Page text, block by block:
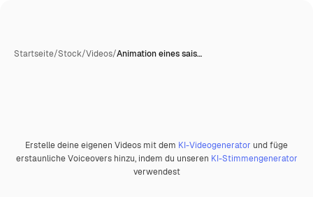
Startseite/Stock/Videos/Animation eines sais…
PremiumKI-generiert
Erstelle deine eigenen Videos mit dem KI-Videogenerator und füge
erstaunliche Voiceovers hinzu, indem du unseren KI-Stimmengenerator
verwendest